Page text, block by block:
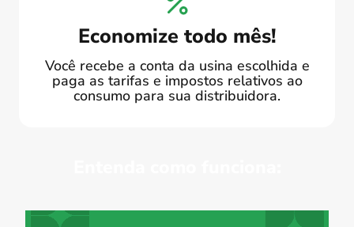
Economize todo mês!
Você recebe a conta da usina escolhida e
paga as tarifas e impostos relativos ao
consumo para sua distribuidora.